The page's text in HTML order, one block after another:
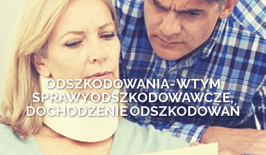
ODSZKODOWANIA - W TYM
SPRAWY ODSZKODOWAWCZE,
DOCHODZENIE ODSZKODOWAŃ